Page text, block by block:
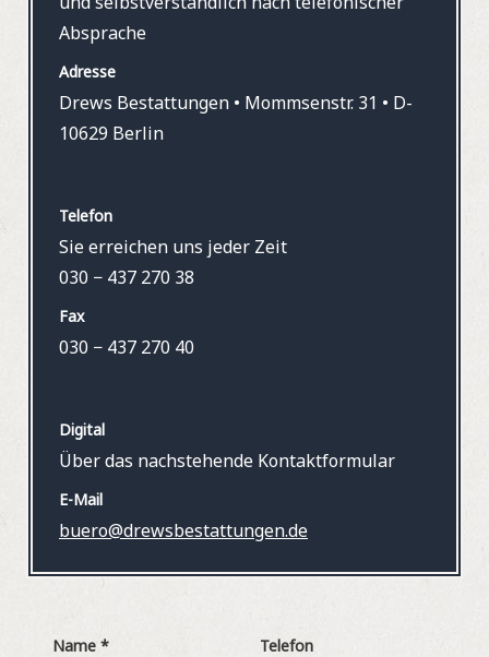
Absprache
Adresse
Drews Bestattungen • Mommsenstr. 31 • D-
10629 Berlin
Telefon
Sie erreichen uns jeder Zeit
030 − 437 270 38
Fax
030 − 437 270 40
Digital
Über das nachstehende Kontaktformular
E-Mail
buero@drewsbestattungen.de
Name * Telefon